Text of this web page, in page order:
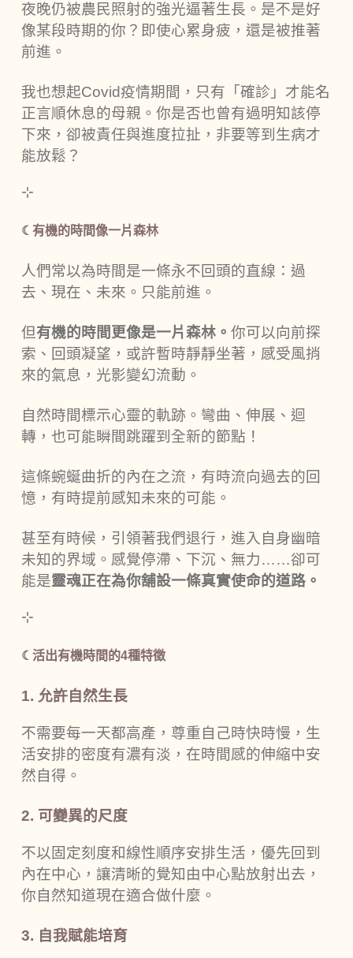
夜晚仍被農民照射的強光逼著生長。是不是好
像某段時期的你？即使心累身疲，還是被推著
前進。
我也想起Covid疫情期間，只有「確診」才能名
正言順休息的母親。你是否也曾有過明知該停
下來，卻被責任與進度拉扯，非要等到生病才
能放鬆？
⊹
☾有機的時間像一片森林
人們常以為時間是一條永不回頭的直線：過
去、現在、未來。只能前進。
但有機的時間更像是一片森林。 你可以向前探
索、回頭凝望，或許暫時靜靜坐著，感受風捎
來的氣息，光影變幻流動。
自然時間標示心靈的軌跡。彎曲、伸展、迴
轉，也可能瞬間跳躍到全新的節點！
這條蜿蜒曲折的內在之流，有時流向過去的回
憶，有時提前感知未來的可能。
甚至有時候，引領著我們退行，進入自身幽暗
未知的界域。感覺停滯、下沉、無力……卻可
能是靈魂正在為你舖設一條真實使命的道路。
⊹
☾活出有機時間的4種特徵
1. 允許自然生長
不需要每一天都高產，尊重自己時快時慢，生
活安排的密度有濃有淡，在時間感的伸縮中安
然自得。
2. 可變異的尺度
不以固定刻度和線性順序安排生活，優先回到
內在中心，讓清晰的覺知由中心點放射出去，
你自然知道現在適合做什麼。
3. 自我賦能培育